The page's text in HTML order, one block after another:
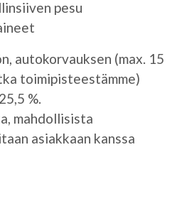
pesu
autokorvauksen (max. 15
toimipisteestämme)
%.
mahdollisista
asiakkaan kanssa